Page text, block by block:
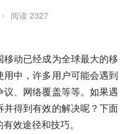
• 阅读 2327
动已经成为全球最大的移
中，许多用户可能会遇到
、网络覆盖等等。如果遇
得到有效的解决呢？下面
效途径和技巧。